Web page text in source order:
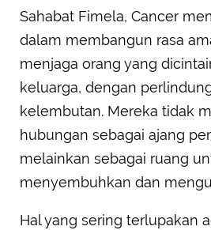
Sahabat Fimela, Cancer
dalam membangun rasa
menjaga orang yang
keluarga, dengan
kelembutan. Mereka tidak
hubungan sebagai ajang
melainkan sebagai ruang
menyembuhkan dan
Hal yang sering terlupakan